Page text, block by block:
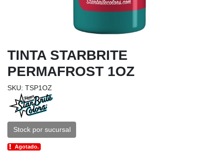
TINTA STARBRITE
PERMAFROST 1OZ
SKU: TSP1OZ
Stock por sucursal
Agotado.